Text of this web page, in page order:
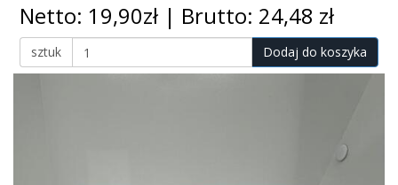
Netto: 19,90zł | Brutto: 24,48 zł
sztuk Dodaj do koszyka